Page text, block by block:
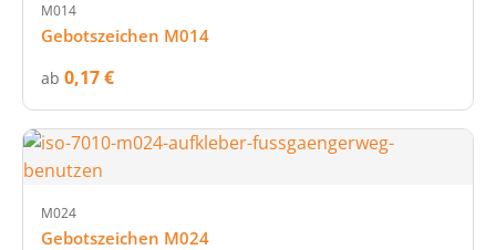
M014
Gebotszeichen M014
ab 0,17 €
M024
Gebotszeichen M024